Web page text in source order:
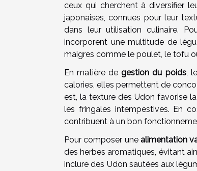
ceux qui cherchent à diversifier
japonaises, connues pour leur
dans leur utilisation culinaire.
incorporent une multitude de
maigres comme le poulet, le tofu
En matière degestion du poids,
calories, elles permettent de
est, la texture des Udon favorise
les fringales intempestives. En
contribuent à un bon
Pour composer une alimentation
des herbes aromatiques, évitant
inclure des Udon sautées aux